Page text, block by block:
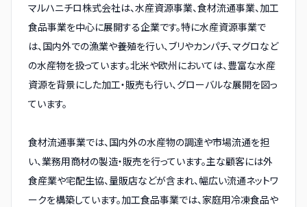
マルハニチロ株式会社は、水産資源事業、食材流通事業、加工
食品事業を中心に展開する企業です。特に水産資源事業で
は、国内外での漁業や養殖を行い、ブリやカンパチ、マグロなど
の水産物を扱っています。北米や欧州においては、豊富な水産
資源を背景にした加工・販売も行い、グローバルな展開を図っ
ています。
食材流通事業では、国内外の水産物の調達や市場流通を担
い、業務用商材の製造・販売を行っています。主な顧客には外
食産業や宅配生協、量販店などが含まれ、幅広い流通ネットワ
ークを構築しています。加工食品事業では、家庭用冷凍食品や